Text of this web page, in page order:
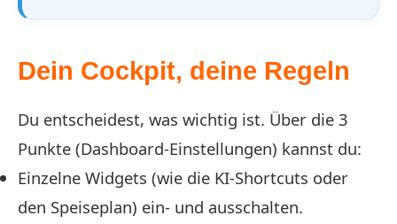
Dein Cockpit, deine Regeln
Du entscheidest, was wichtig ist. Über die 3
Punkte (Dashboard-Einstellungen) kannst du:
Einzelne Widgets (wie die KI-Shortcuts oder
den Speiseplan) ein- und ausschalten.